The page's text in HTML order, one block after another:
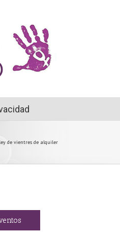
de vientres de alquiler